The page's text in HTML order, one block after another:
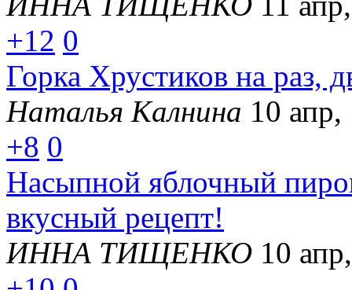
+12 0
Горка Хрустиков на раз,
Наталья Калнина 10
+8 0
Насыпной яблочный
вкусный рецепт!
ИННА ТИЩЕНКО 10